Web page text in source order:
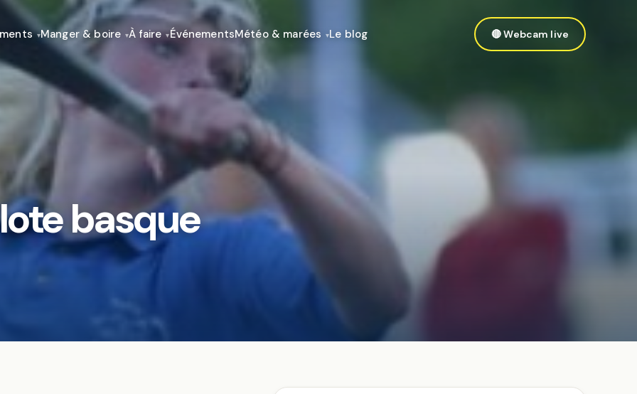
Manger & boire À faire ÉvénementsMétéo & marées Le blog 🔴 Webcam live
basque